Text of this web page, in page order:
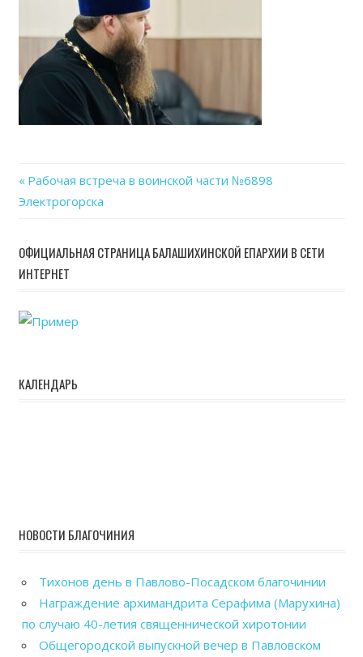
Навигация
записям
Previous
Post:
Рабочая встреча в воинской части №6898
Электрогорска
ОФИЦИАЛЬНАЯ СТРАНИЦА БАЛАШИХИНСКОЙ ЕПАРХИИ В СЕТИ
ИНТЕРНЕТ
КАЛЕНДАРЬ
НОВОСТИ БЛАГОЧИНИЯ
Тихонов день в Павлово-Посадском благочинии
Награждение архимандрита Серафима (Марухина)
по случаю 40-летия священнической хиротонии
Общегородской выпускной вечер в Павловском